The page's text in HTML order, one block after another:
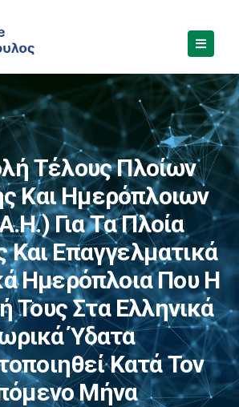
Τέλους Πλοίων
Και Ημερόπλοιων
Για Τα Πλοία
Και Επαγγελματικά
Ημερόπλοια Που Η
Τους Στα Ελληνικά
Ύδατα
Κατά Τον
Μήνα